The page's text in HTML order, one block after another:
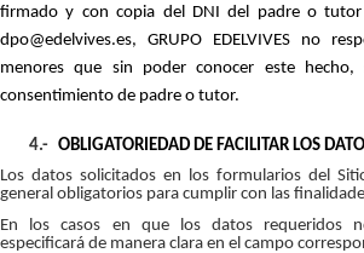
firmado y con copia del DNI del padre o
dpo@edelvives.es, GRUPO EDELVIVES no
menores que sin poder conocer este hecho,
consentimiento de padre o tutor.
4.- OBLIGATORIEDAD DE FACILITAR LOS
Los datos solicitados en los formularios del
general obligatorios para cumplir con las
En los casos en que los datos requeridos
especificará de manera clara en el campo